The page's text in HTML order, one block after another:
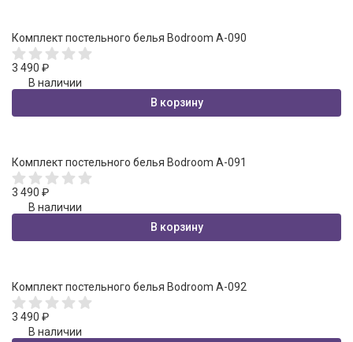
Комплект постельного белья Bodroom A-090
3 490 ₽
В наличии
В корзину
Комплект постельного белья Bodroom A-091
3 490 ₽
В наличии
В корзину
Комплект постельного белья Bodroom A-092
3 490 ₽
В наличии